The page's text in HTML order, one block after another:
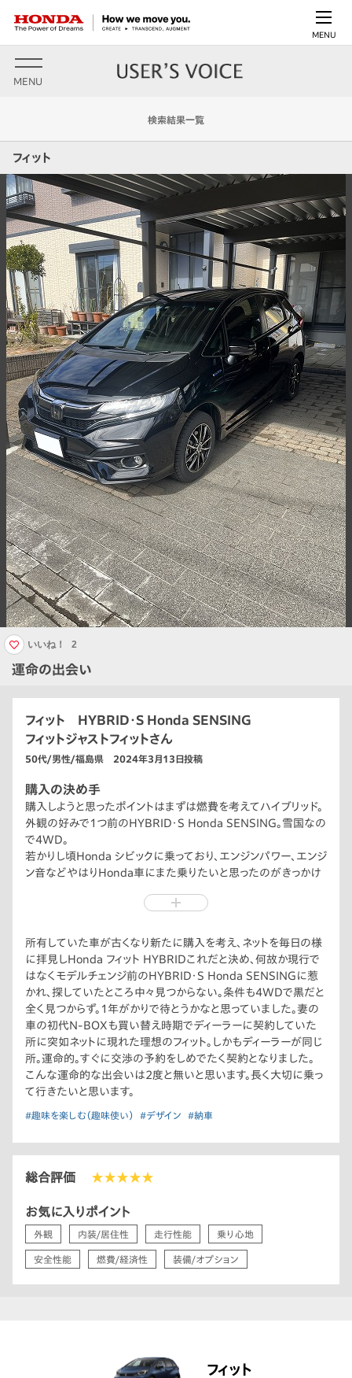
MENU
MENU
検索結果一覧
フィット
運命の出会い
いいね！ 2
フィット HYBRID・S Honda SENSING
フィットジャストフィットさん
50代/男性/福島県 2024年3月13日投稿
購入の決め手
購入しようと思ったポイントはまずは燃費を考えてハイブリッド。
外観の好みで1つ前のHYBRID・S Honda SENSING。雪国なの
で4WD。
若かりし頃Honda シビックに乗っており、エンジンパワー、エンジ
ン音などやはりHonda車にまた乗りたいと思ったのがきっかけ
さると中々速いんでは無いでしょうか。しかも快適、安全性も段違
フィット HYBRIDにして最高な車生活を楽しんでいきたいと思
います。
しかも静かに速い。
所有していた車が古くなり新たに購入を考え、ネットを毎日の様
に拝見しHonda フィット HYBRIDこれだと決め、何故か現行で
はなくモデルチェンジ前のHYBRID・S Honda SENSINGに惹
かれ、探していたところ中々見つからない。条件も4WDで黒だと
全く見つからず。1年がかりで待とうかなと思っていました。妻の
車の初代N-BOXも買い替え時期でディーラーに契約していた
所に突如ネットに現れた理想のフィット。しかもディーラーが同じ
所。運命的。すぐに交渉の予約をしめでたく契約となりました。
こんな運命的な出会いは2度と無いと思います。長く大切に乗っ
て行きたいと思います。
#趣味を楽しむ（趣味使い） #デザイン #納車
総合評価 ★★★★★
お気に入りポイント
外観 内装/居住性 走行性能 乗り心地
安全性能 燃費/経済性 装備/オプション
フィット